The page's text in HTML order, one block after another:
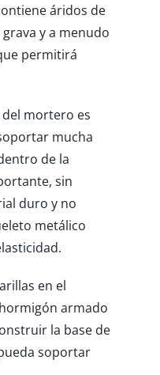
áridos de
y a menudo
permitirá
mortero es
mucha
de la
sin
duro y no
metálico
en el
armado
la base de
soportar